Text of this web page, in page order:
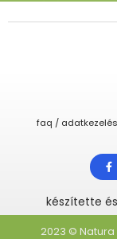
faq /
készítette
2023 © Natura